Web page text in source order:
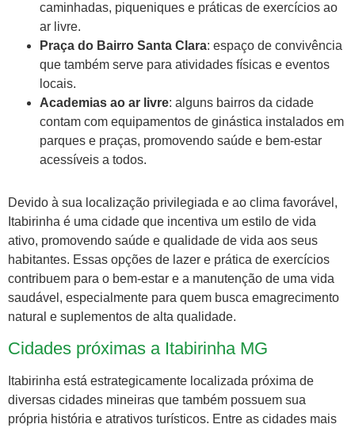
caminhadas, piqueniques e práticas de exercícios ao
ar livre.
Praça do Bairro Santa Clara: espaço de convivência
que também serve para atividades físicas e eventos
locais.
Academias ao ar livre: alguns bairros da cidade
contam com equipamentos de ginástica instalados em
parques e praças, promovendo saúde e bem-estar
acessíveis a todos.
Devido à sua localização privilegiada e ao clima favorável,
Itabirinha é uma cidade que incentiva um estilo de vida
ativo, promovendo saúde e qualidade de vida aos seus
habitantes. Essas opções de lazer e prática de exercícios
contribuem para o bem-estar e a manutenção de uma vida
saudável, especialmente para quem busca emagrecimento
natural e suplementos de alta qualidade.
Cidades próximas a Itabirinha MG
Itabirinha está estrategicamente localizada próxima de
diversas cidades mineiras que também possuem sua
própria história e atrativos turísticos. Entre as cidades mais